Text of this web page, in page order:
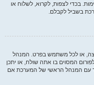
בכדי לצפות, לקרוא, לשלוח או
בשביל לקבלם.
או לכל משתמש בפרט. המנהל
המסוים בו אתה שולח, או יתכן
עם המנהל הראשי של המערכת אם